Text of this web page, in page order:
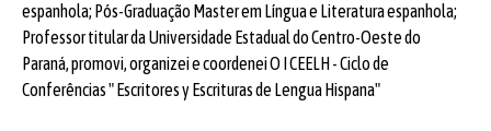
espanhola; Pós-Graduação Master em Língua e Literatura espanhola;
Professor titular da Universidade Estadual do Centro-Oeste do
Paraná, promovi, organizei e coordenei O I CEELH - Ciclo de
Conferências " Escritores y Escrituras de Lengua Hispana"